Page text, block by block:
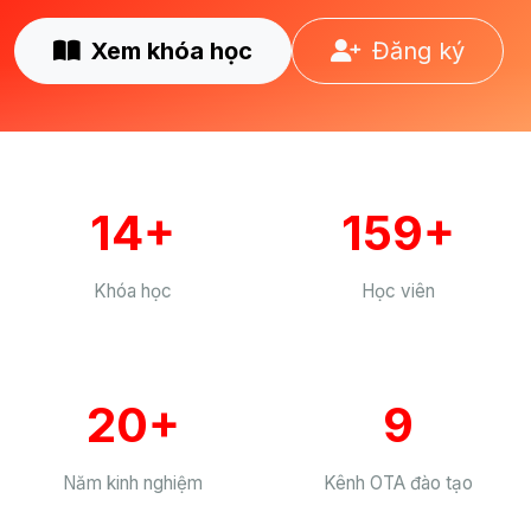
Xem khóa học Đăng ký
14+
Khóa học
159+
Học viên
20+
Năm kinh nghiệm
9
Kênh OTA đào tạo